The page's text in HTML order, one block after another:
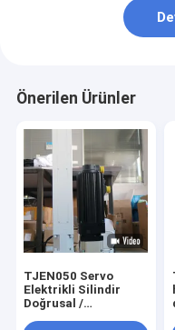
Önerilen Ürünler
TJEN050 Servo
Elektrikli Silindir
Doğrusal /